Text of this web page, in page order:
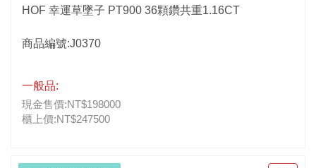
HOF 幸運草墜子 PT900 36顆鑽共重1.16CT
商品編號:J0370
一般品:
現金售價:NT$198000
櫃上價:NT$247500